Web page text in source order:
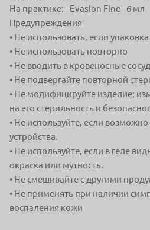
На практике: - Evasion Fine - 6 мл
Предупреждения
• Не использовать, если
• Не использовать повторно
• Не вводить в кровеносные
• Не подвергайте повторной
• Не модифицируйте изделие;
на его стерильность и
• Не используйте, если
устройства.
• Не используйте, если в геле
окраска или мутность.
• Не смешивайте с другими
• Не применять при наличии
воспаления кожи